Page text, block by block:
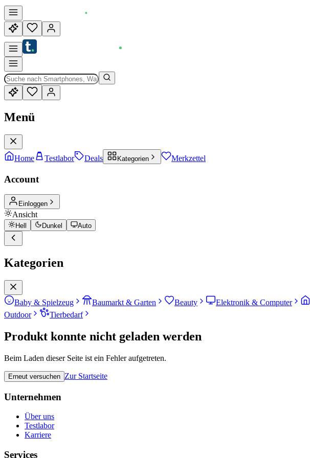
Menü
Home Testlabor Deals Kategorien Merkzettel
Account
Einloggen
Ansicht
Hell Dunkel Auto
Kategorien
Baby & Spielzeug Baumarkt & Garten Beauty Elektronik & Computer
Outdoor
Tierbedarf
Produkt konnte nicht geladen werden
Beim Laden dieser Seite ist ein Fehler aufgetreten.
Erneut versuchen Zur Startseite
Unternehmen
Über uns
Testlabor
Karriere
Services